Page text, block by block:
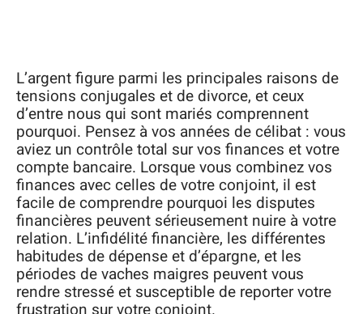
L’argent figure parmi les principales raisons de
tensions conjugales et de divorce, et ceux
d’entre nous qui sont mariés comprennent
pourquoi. Pensez à vos années de célibat : vous
aviez un contrôle total sur vos finances et votre
compte bancaire. Lorsque vous combinez vos
finances avec celles de votre conjoint, il est
facile de comprendre pourquoi les disputes
financières peuvent sérieusement nuire à votre
relation. L’infidélité financière, les différentes
habitudes de dépense et d’épargne, et les
périodes de vaches maigres peuvent vous
rendre stressé et susceptible de reporter votre